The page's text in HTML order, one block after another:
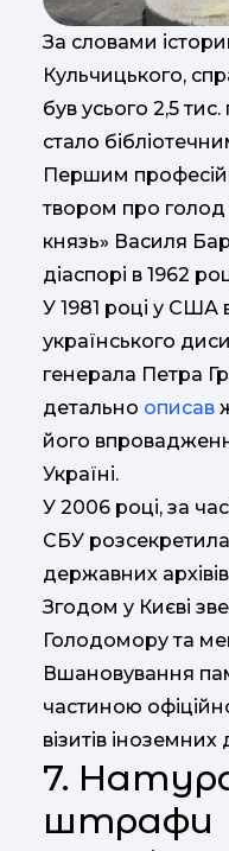
За словами
Кульчицького,
був усього 2,5
стало
Першим
твором про
князь» Василя
діаспорі в 1962
У 1981 році у
українського
генерала Петра
детально описав
його
Україні.
У 2006 році, за
СБУ
державних
Згодом у Києві
Голодомору та
Вшановування
частиною
візитів
7.
штрафи